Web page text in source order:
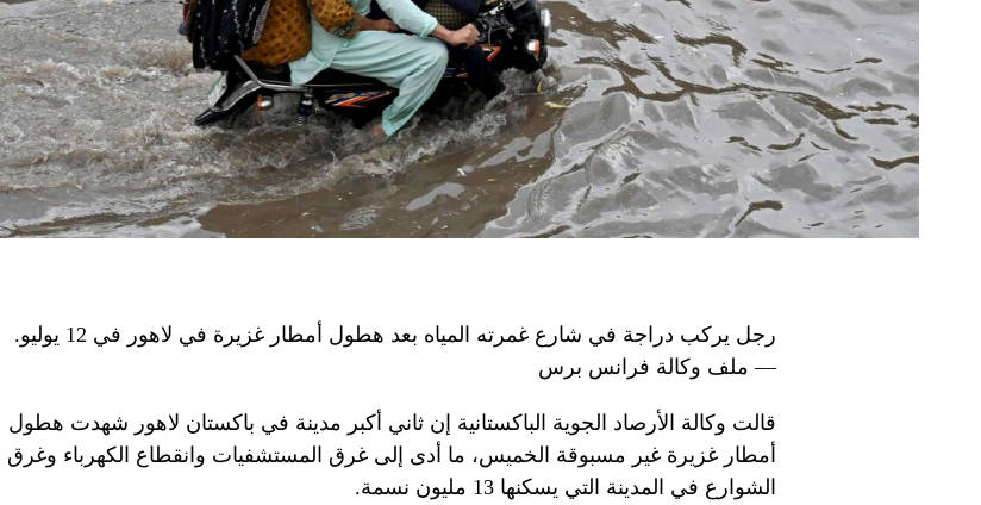
رجل يركب دراجة في شارع غمرته المياه بعد هطول أمطار غزيرة في لاهور في 12 يوليو.
— ملف وكالة فرانس برس
قالت وكالة الأرصاد الجوية الباكستانية إن ثاني أكبر مدينة في باكستان لاهور شهدت هطول
أمطار غزيرة غير مسبوقة الخميس، ما أدى إلى غرق المستشفيات وانقطاع الكهرباء وغرق
الشوارع في المدينة التي يسكنها 13 مليون نسمة.